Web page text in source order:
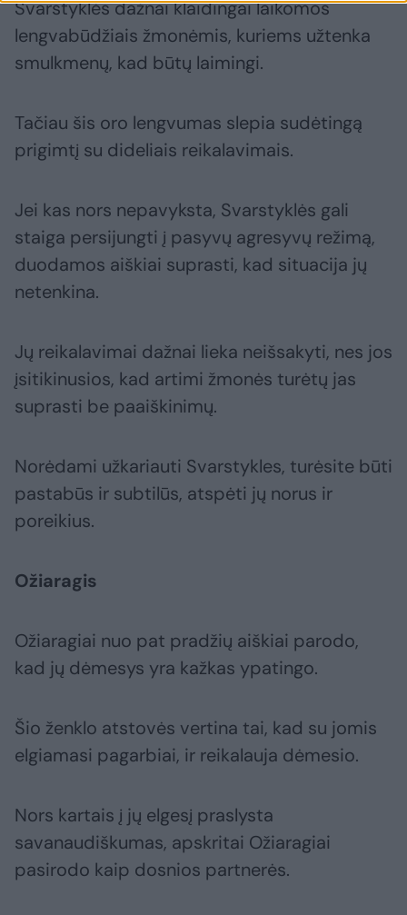
Svarstyklės dažnai klaidingai laikomos
lengvabūdžiais žmonėmis, kuriems užtenka
smulkmenų, kad būtų laimingi.
Tačiau šis oro lengvumas slepia sudėtingą
prigimtį su dideliais reikalavimais.
Jei kas nors nepavyksta, Svarstyklės gali
staiga persijungti į pasyvų agresyvų režimą,
duodamos aiškiai suprasti, kad situacija jų
netenkina.
Jų reikalavimai dažnai lieka neišsakyti, nes jos
įsitikinusios, kad artimi žmonės turėtų jas
suprasti be paaiškinimų.
Norėdami užkariauti Svarstykles, turėsite būti
pastabūs ir subtilūs, atspėti jų norus ir
poreikius.
Ožiaragis
Ožiaragiai nuo pat pradžių aiškiai parodo,
kad jų dėmesys yra kažkas ypatingo.
Šio ženklo atstovės vertina tai, kad su jomis
elgiamasi pagarbiai, ir reikalauja dėmesio.
Nors kartais į jų elgesį praslysta
savanaudiškumas, apskritai Ožiaragiai
pasirodo kaip dosnios partnerės.